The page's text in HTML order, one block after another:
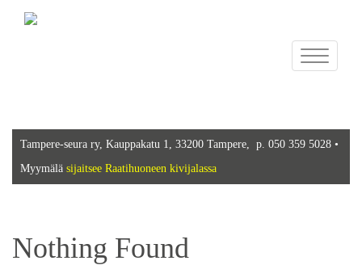
Toggle
navigation
Tampere-seura ry, Kauppakatu 1, 33200 Tampere, p. 050 359 5028 •
Myymälä sijaitsee Raatihuoneen kivijalassa
Nothing Found